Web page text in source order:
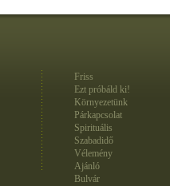
Friss
Ezt próbáld ki!
Környezetünk
Párkapcsolat
Spirituális
Szabadidő
Vélemény
Ajánló
Bulvár